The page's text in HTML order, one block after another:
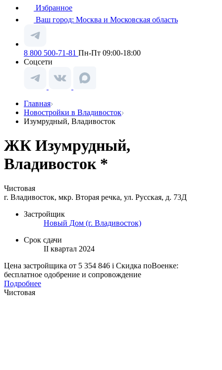
Избранное
Ваш город: Москва и Московская область
8 800 500-71-81 Пн-Пт 09:00-18:00
Соцсети
Главная
Новостройки в Владивосток
Изумрудный, Владивосток
ЖК Изумрудный,
Владивосток *
Чистовая
г. Владивосток, мкр. Вторая речка, ул. Русская, д. 73Д
Застройщик
Новый Дом (г. Владивосток)
Срок сдачи
II квартал 2024
Цена застройщика от 5 354 846 i Скидка поВоенке:
бесплатное одобрение и сопровождение
Подробнее
Чистовая